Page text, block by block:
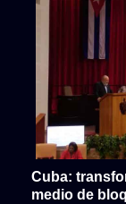
Cuba:
medio de